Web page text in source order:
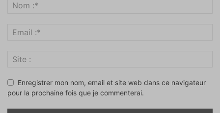
Enregistrer mon nom, email et site web dans ce navigateur
pour la prochaine fois que je commenterai.